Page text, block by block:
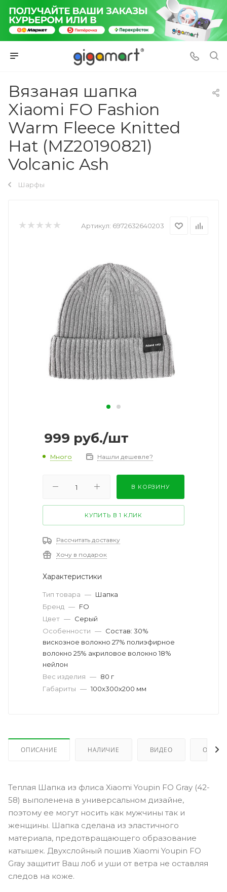
Вязаная шапка
Xiaomi FO Fashion
Warm Fleece Knitted
Hat (MZ20190821)
Volcanic Ash
Шарфы
Артикул: 6972632640203
999 руб./шт
Много Нашли дешевле?
В КОРЗИНУ
КУПИТЬ В 1 КЛИК
Рассчитать доставку
Хочу в подарок
Характеристики
Тип товара — Шапка
Бренд — FO
Цвет — Серый
Особенности — Состав: 30%
вискозное волокно 27% полиэфирное
волокно 25% акриловое волокно 18%
нейлон
Вес изделия — 80 г
Габариты — 100x300x200 мм
ОПИСАНИЕ НАЛИЧИЕ ВИДЕО
Теплая Шапка из флиса Xiaomi Youpin FO Gray (42-
58) выполенена в универсальном дизайне,
поэтому ее могут носить как мужчины так и
женщины. Шапка сделана из эластичного
материала, предотвращающего образование
катышек. Двухслойный пошив Xiaomi Youpin FO
Gray защитит Ваш лоб и уши от ветра не оставляя
следов на коже.